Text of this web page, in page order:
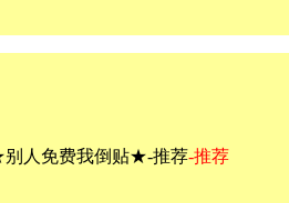
人免费我倒贴★-推荐-推荐